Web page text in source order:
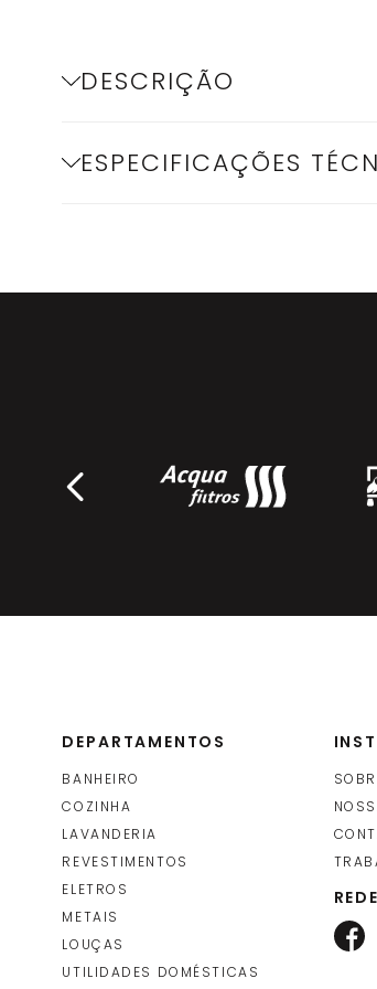
DESCRIÇÃO
ESPECIFICAÇÕES
DEPARTAMENTOS
BANHEIRO
COZINHA
LAVANDERIA
REVESTIMENTOS
ELETROS
METAIS
LOUÇAS
UTILIDADES DOMÉSTICAS